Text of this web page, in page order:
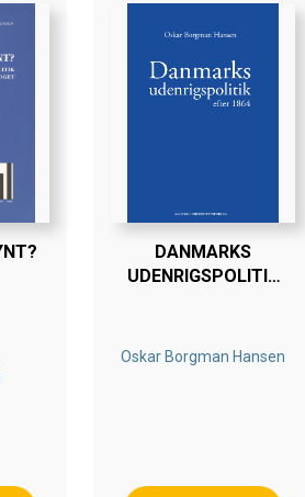
DANMARKS
UDENRIGSPOLITIK
Oskar Borgman Hansen